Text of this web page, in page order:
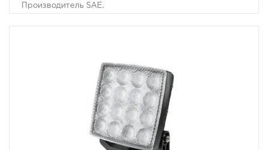
Производитель SAE.